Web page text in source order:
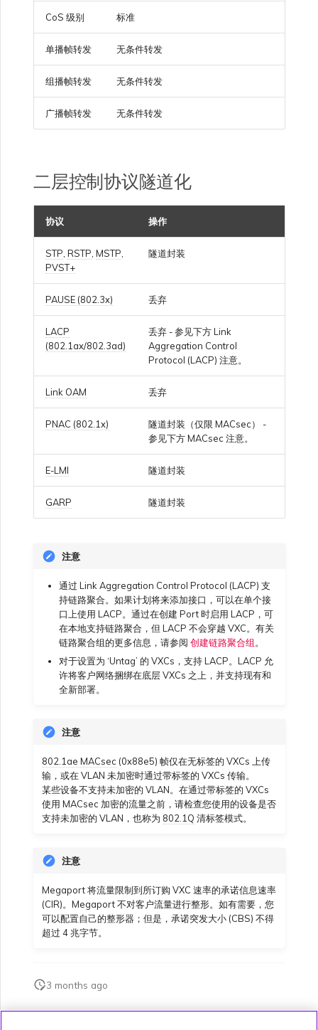
Versa SD-WAN
VMware SD-WAN
MVE 常见问题
从 MVE 创建到 Google 的
VXC
更改 IX 配置
关闭 VXC 和 IX
监控服务状态
设置 OpenMetrics 服务监控
Azure 服务密钥 API 响应字
单点登录（SSO）功能与使
单点登录（SSO）常见问题
提供调试信息以加快支持响应
CoS 级别 标准
单播帧转发 无条件转发
组播帧转发 无条件转发
广播帧转发 无条件转发
二层控制协议隧道化
协议 操作
STP RSTP MSTP
PVST+
隧道封装
PAUSE (802.3x) 丢弃
LACP
(802.1ax/802.3ad)
丢弃 - 参见下方 Link
Aggregation Control
Protocol (LACP) 注意。
Link OAM 丢弃
PNAC (802.1x)
隧道封装（仅限 MACsec） -
参见下方 MACsec 注意。
E-LMI 隧道封装
GARP 隧道封装
注意
通过 Link Aggregation Control Protocol (LACP) 支
持链路聚合。如果计划将来添加接口，可以在单个接
口上使用 LACP。通过在创建 Port 时启用 LACP，可
在本地支持链路聚合，但 LACP 不会穿越 VXC。有关
链路聚合组的更多信息，请参阅 创建链路聚合组 。
对于设置为 ‘Untag’ 的 VXCs，支持 LACP。LACP 允
许将客户网络捆绑在底层 VXCs 之上，并支持现有和
全新部署。
注意
802.1ae MACsec (0x88e5) 帧仅在无标签的 VXCs 上传
输，或在 VLAN 未加密时通过带标签的 VXCs 传输。
某些设备不支持未加密的 VLAN。在通过带标签的 VXCs
使用 MACsec 加密的流量之前，请检查您使用的设备是否
支持未加密的 VLAN，也称为 802.1Q 清标签模式。
注意
Megaport 将流量限制到所订购 VXC 速率的承诺信息速率
(CIR)。Megaport 不对客户流量进行整形。如有需要，您
可以配置自己的整形器；但是，承诺突发大小 (CBS) 不得
超过 4 兆字节。
3 months ago